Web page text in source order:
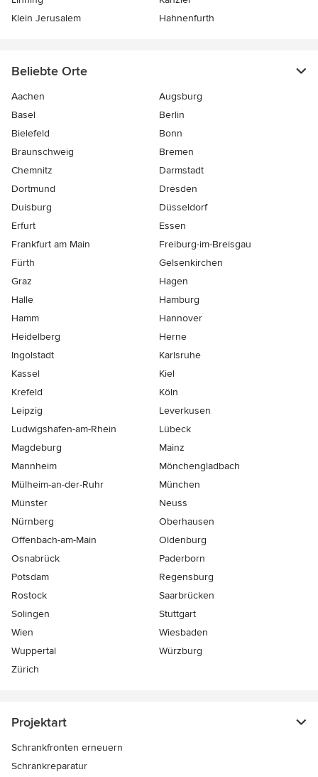
Klein Jerusalem
Hahnenfurth
Beliebte Orte
Aachen
Augsburg
Basel
Berlin
Bielefeld
Bonn
Braunschweig
Bremen
Chemnitz
Darmstadt
Dortmund
Dresden
Duisburg
Düsseldorf
Erfurt
Essen
Frankfurt am Main
Freiburg-im-Breisgau
Fürth
Gelsenkirchen
Graz
Hagen
Halle
Hamburg
Hamm
Hannover
Heidelberg
Herne
Ingolstadt
Karlsruhe
Kassel
Kiel
Krefeld
Köln
Leipzig
Leverkusen
Ludwigshafen-am-Rhein
Lübeck
Magdeburg
Mainz
Mannheim
Mönchen­gladbach
Mülheim-an-der-Ruhr
München
Münster
Neuss
Nürnberg
Oberhausen
Offenbach-am-Main
Oldenburg
Osnabrück
Paderborn
Potsdam
Regensburg
Rostock
Saarbrücken
Solingen
Stuttgart
Wien
Wiesbaden
Wuppertal
Würzburg
Zürich
Projektart
Schrankfronten erneuern
Schrankreparatur